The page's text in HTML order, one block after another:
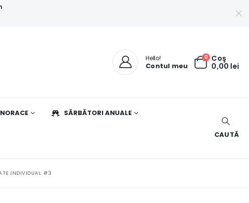
Hello!
Contul meu
0 Coş
0,00 lei
SĂRBĂTORI ANUALE
CAUTĂ
INDIVIDUAL #3